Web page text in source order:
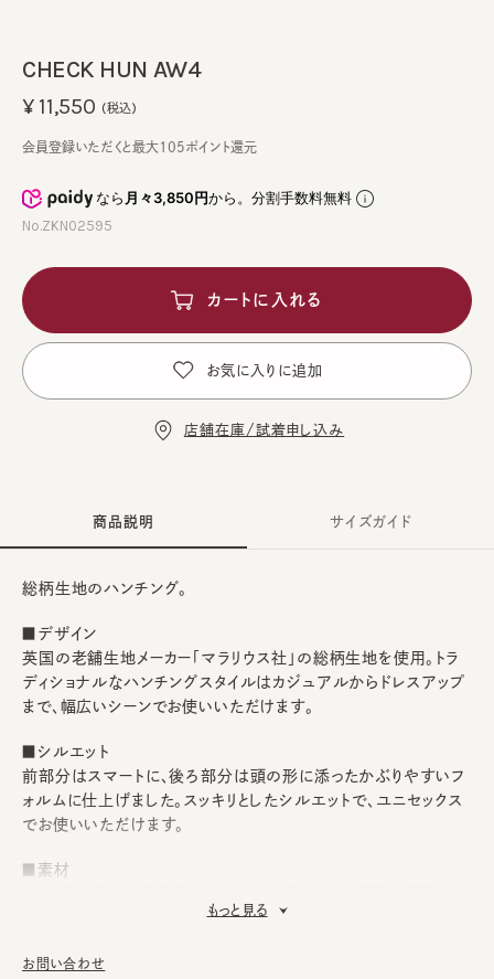
CHECK HUN AW4
なら月々3,850円から。分割手数料無料
No.ZKN02595
¥11,550 (税込)
会員登録いただくと最大105ポイント還元
カートに入れる
お気に入りに追加
店舗在庫/試着申し込み
商品説明
総柄生地のハンチング。
■デザイン
英国の老舗生地メーカー「マラリウス社」の総柄生地を使用。トラ
ディショナルなハンチングスタイルはカジュアルからドレスアップ
まで、幅広いシーンでお使いいただけます。
■シルエット
前部分はスマートに、後ろ部分は頭の形に添ったかぶりやすいフ
ォルムに仕上げました。スッキリとしたシルエットで、ユニセックス
でお使いいただけます。
■素材
ットン素材を採用。保温通気性に富み、快適なかぶり心地をキープ
もっと見る
サイズガイド
お問い合わせ